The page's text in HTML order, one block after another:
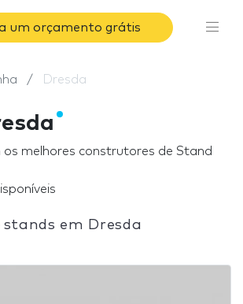
um orçamento grátis
Dresda
melhores construtores de Stand
stands em Dresda